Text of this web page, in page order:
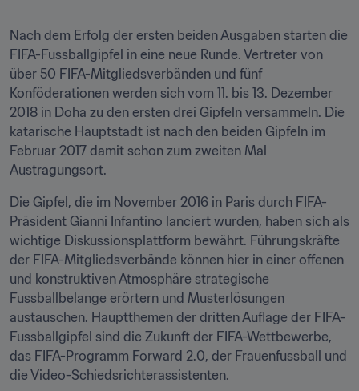
Nach dem Erfolg der ersten beiden Ausgaben starten die
FIFA-Fussballgipfel in eine neue Runde. Vertreter von
über 50 FIFA-Mitgliedsverbänden und fünf
Konföderationen werden sich vom 11. bis 13. Dezember
2018 in Doha zu den ersten drei Gipfeln versammeln. Die
katarische Hauptstadt ist nach den beiden Gipfeln im
Februar 2017 damit schon zum zweiten Mal
Austragungsort.
Die Gipfel, die im November 2016 in Paris durch FIFA-
Präsident Gianni Infantino lanciert wurden, haben sich als
wichtige Diskussionsplattform bewährt. Führungskräfte
der FIFA-Mitgliedsverbände können hier in einer offenen
und konstruktiven Atmosphäre strategische
Fussballbelange erörtern und Musterlösungen
austauschen. Hauptthemen der dritten Auflage der FIFA-
Fussballgipfel sind die Zukunft der FIFA-Wettbewerbe,
das FIFA-Programm Forward 2.0, der Frauenfussball und
die Video-Schiedsrichterassistenten.